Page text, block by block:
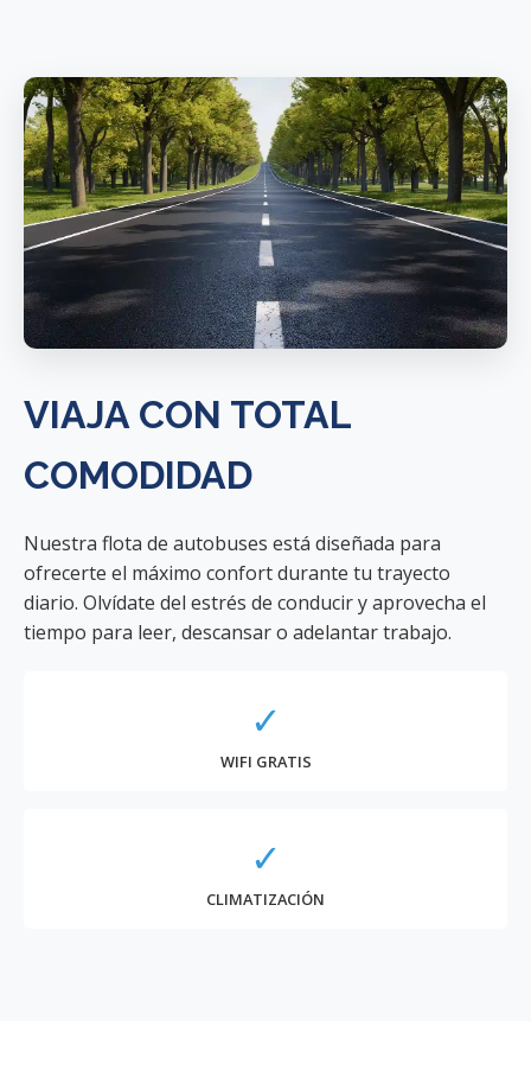
VIAJA CON TOTAL
COMODIDAD
Nuestra flota de autobuses está diseñada para
ofrecerte el máximo confort durante tu trayecto
diario. Olvídate del estrés de conducir y aprovecha el
tiempo para leer, descansar o adelantar trabajo.
✓
WIFI GRATIS
✓
CLIMATIZACIÓN